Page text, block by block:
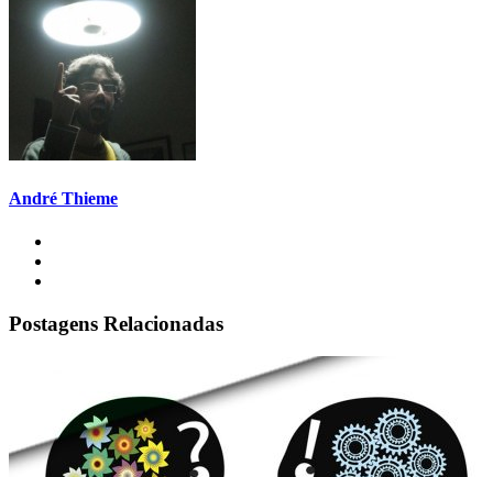
André Thieme
Postagens Relacionadas